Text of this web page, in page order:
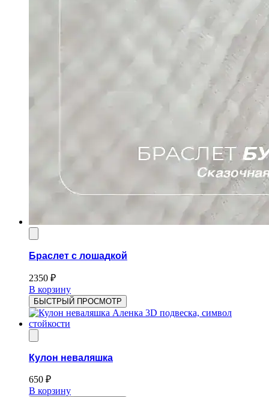
Браслет с лошадкой
2350 ₽
В корзину
БЫСТРЫЙ ПРОСМОТР
Кулон неваляшка
650 ₽
В корзину